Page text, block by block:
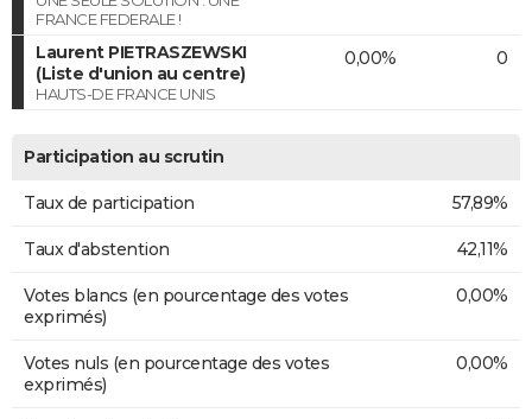
FRANCE FEDERALE !
Laurent PIETRASZEWSKI
(Liste d'union au centre)
HAUTS-DE FRANCE UNIS
0,00% 0
Participation au scrutin
Taux de participation 57,89%
Taux d'abstention 42,11%
Votes blancs (en pourcentage des votes
exprimés)
0,00%
Votes nuls (en pourcentage des votes
exprimés)
0,00%